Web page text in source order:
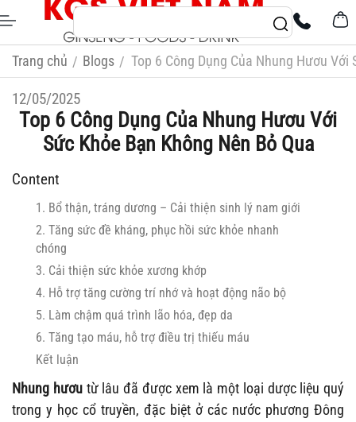
Trang chủ / Blogs / Top 6 Công Dụng Của Nhung Hươu Với
12/05/2025
Top 6 Công Dụng Của Nhung Hươu Với
Sức Khỏe Bạn Không Nên Bỏ Qua
Content
1. Bổ thận, tráng dương – Cải thiện sinh lý nam giới
2. Tăng sức đề kháng, phục hồi sức khỏe nhanh
chóng
3. Cải thiện sức khỏe xương khớp
4. Hỗ trợ tăng cường trí nhớ và hoạt động não bộ
5. Làm chậm quá trình lão hóa, đẹp da
6. Tăng tạo máu, hỗ trợ điều trị thiếu máu
Kết luận
Nhung hươutừ lâu đã được xem là một loại dược liệu quý
trong y học cổ truyền, đặc biệt ở các nước phương Đông